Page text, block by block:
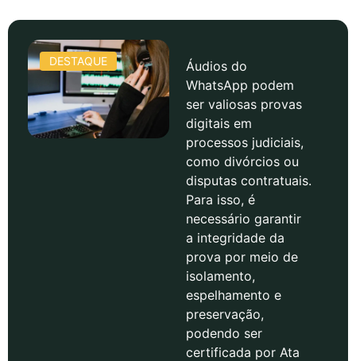
DESTAQUE
Áudios do
WhatsApp podem
ser valiosas provas
digitais em
processos judiciais,
como divórcios ou
disputas contratuais.
Para isso, é
necessário garantir
a integridade da
prova por meio de
isolamento,
espelhamento e
preservação,
podendo ser
certificada por Ata